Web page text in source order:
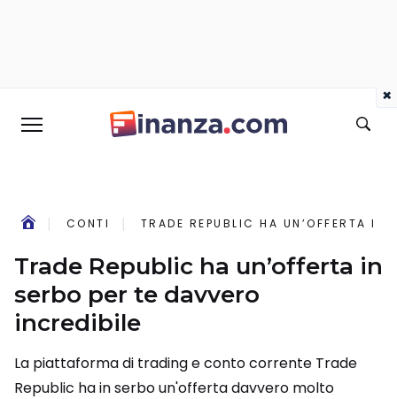
CONTI TRADE REPUBLIC HA UN’OFFERTA IN
Trade Republic ha un’offerta in
serbo per te davvero
incredibile
La piattaforma di trading e conto corrente Trade
Republic ha in serbo un'offerta davvero molto
×